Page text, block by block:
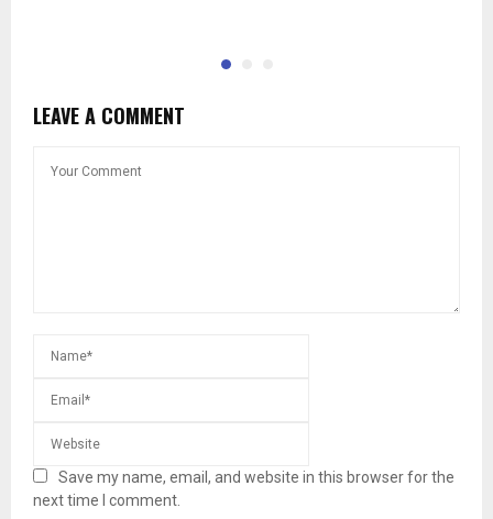
LEAVE A COMMENT
Save my name, email, and website in this browser for the
next time I comment.